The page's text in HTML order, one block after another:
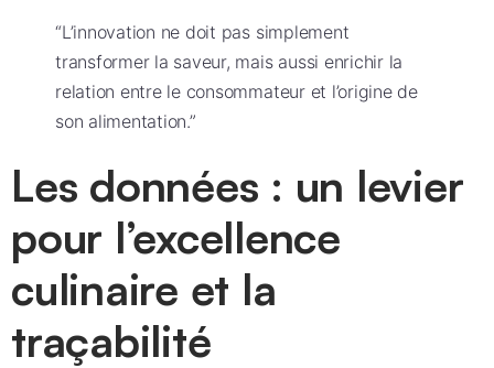
“L’innovation ne doit pas simplement
transformer la saveur, mais aussi enrichir la
relation entre le consommateur et l’origine de
son alimentation.”
Les données : un levier
pour l’excellence
culinaire et la
traçabilité